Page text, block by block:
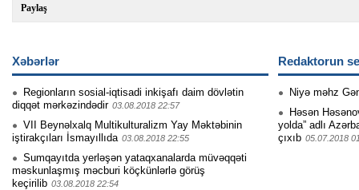
Paylaş
Xəbərlər
Regionların sosial-iqtisadi inkişafı daim dövlətin
diqqət mərkəzindədir 03.08.2018 22:57
VII Beynəlxalq Multikulturalizm Yay Məktəbinin
iştirakçıları İsmayıllıda 03.08.2018 22:55
Sumqayıtda yerləşən yataqxanalarda müvəqqəti
məskunlaşmış məcburi köçkünlərlə görüş
keçirilib 03.08.2018 22:54
Redaktorun
Niyə məhz
Həsən
yolda” adlı
çıxıb 05.07.2018